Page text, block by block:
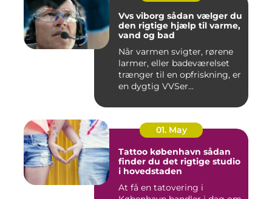
Vvs viborg sådan vælger du
den rigtige hjælp til varme,
vand og bad
Når varmen svigter, rørene
larmer, eller badeværelset
trænger til en opfriskning, er
en dygtig VVSer...
01. May
Tattoo københavn sådan
finder du det rigtige studio
i hovedstaden
At få en tatovering i